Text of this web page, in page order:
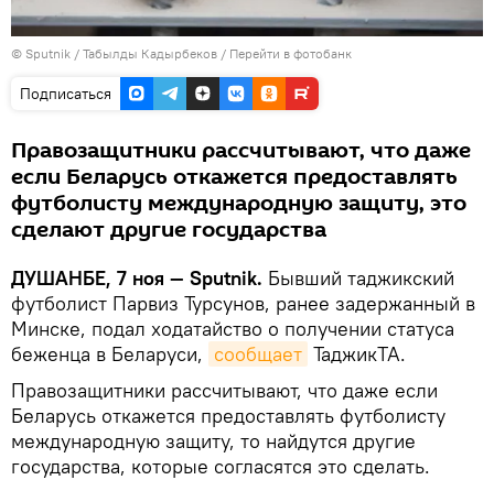
© Sputnik / Табылды Кадырбеков / Перейти в фотобанк
Подписаться
Правозащитники рассчитывают, что даже
если Беларусь откажется предоставлять
футболисту международную защиту, это
сделают другие государства
ДУШАНБЕ, 7 ноя — Sputnik. Бывший таджикский
футболист Парвиз Турсунов, ранее задержанный в
Минске, подал ходатайство о получении статуса
беженца в Беларуси, сообщает ТаджикТА.
Правозащитники рассчитывают, что даже если
Беларусь откажется предоставлять футболисту
международную защиту, то найдутся другие
государства, которые согласятся это сделать.